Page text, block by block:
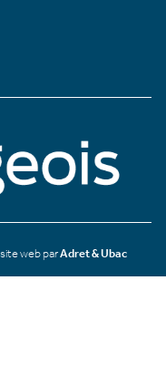
web parAdret & Ubac